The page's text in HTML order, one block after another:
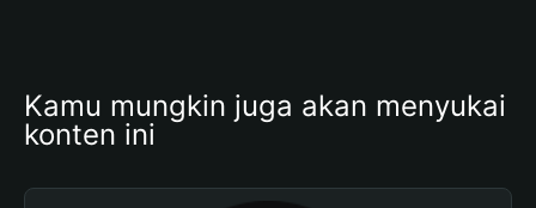
Kamu mungkin juga akan menyukai
konten ini